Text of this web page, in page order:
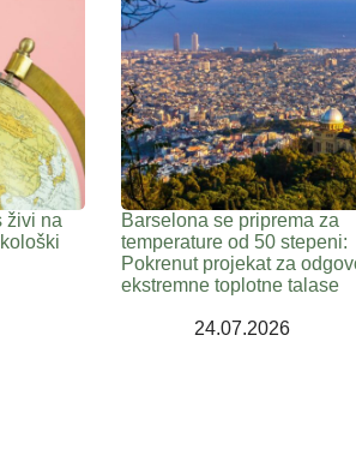
živi na
Barselona se priprema za
temperature od 50 stepeni:
Pokrenut projekat za
ekstremne toplotne talase
24.07.2026